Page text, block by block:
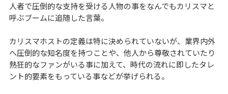
人者で圧倒的な支持を受ける人物の事をなんでもカリスマと
呼ぶブームに追随した言葉。
カリスマホストの定義は特に決められていないが、業界内外
へ圧倒的な知名度を持つことや、他人から尊敬されていたり
熱狂的なファンがいる事に加えて、時代の流れに即したタレ
ント的要素をもっている事などが挙げられる。